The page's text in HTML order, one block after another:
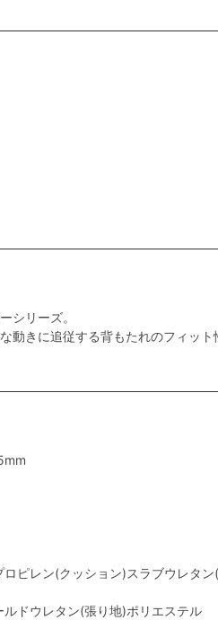
シリーズ。
動きに追従する背もたれのフィット
ピレン(クッション)スラブウレタン
ドウレタン(張り地)ポリエステル